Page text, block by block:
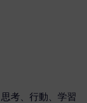
考、行動、学習